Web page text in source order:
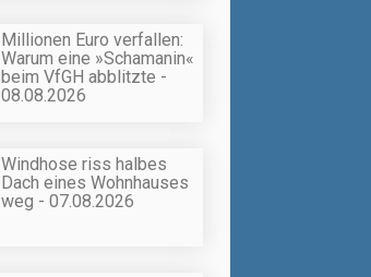
Millionen Euro verfallen:
Warum eine »Schamanin«
beim VfGH abblitzte -
08.08.2026
Windhose riss halbes
Dach eines Wohnhauses
weg - 07.08.2026